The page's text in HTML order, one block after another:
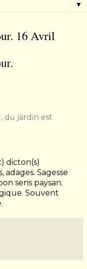
▼
16 Avril
du jardin est
dicton(s)
adages. Sagesse
sens paysan.
Souvent